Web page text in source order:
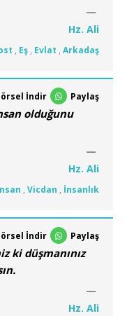
Hz. Ali
, Eş , Evlat , Arkadaş
İndir Paylaş
olduğunu
Hz. Ali
, Vicdan , İnsanlık
İndir Paylaş
ki düşmanınız
Hz. Ali